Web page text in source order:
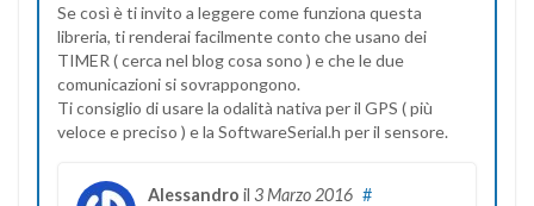
Se così è ti invito a leggere come funziona questa
libreria, ti renderai facilmente conto che usano dei
TIMER ( cerca nel blog cosa sono ) e che le due
comunicazioni si sovrappongono.
Ti consiglio di usare la odalità nativa per il GPS ( più
veloce e preciso ) e la SoftwareSerial.h per il sensore.
Alessandro il 3 Marzo 2016 #